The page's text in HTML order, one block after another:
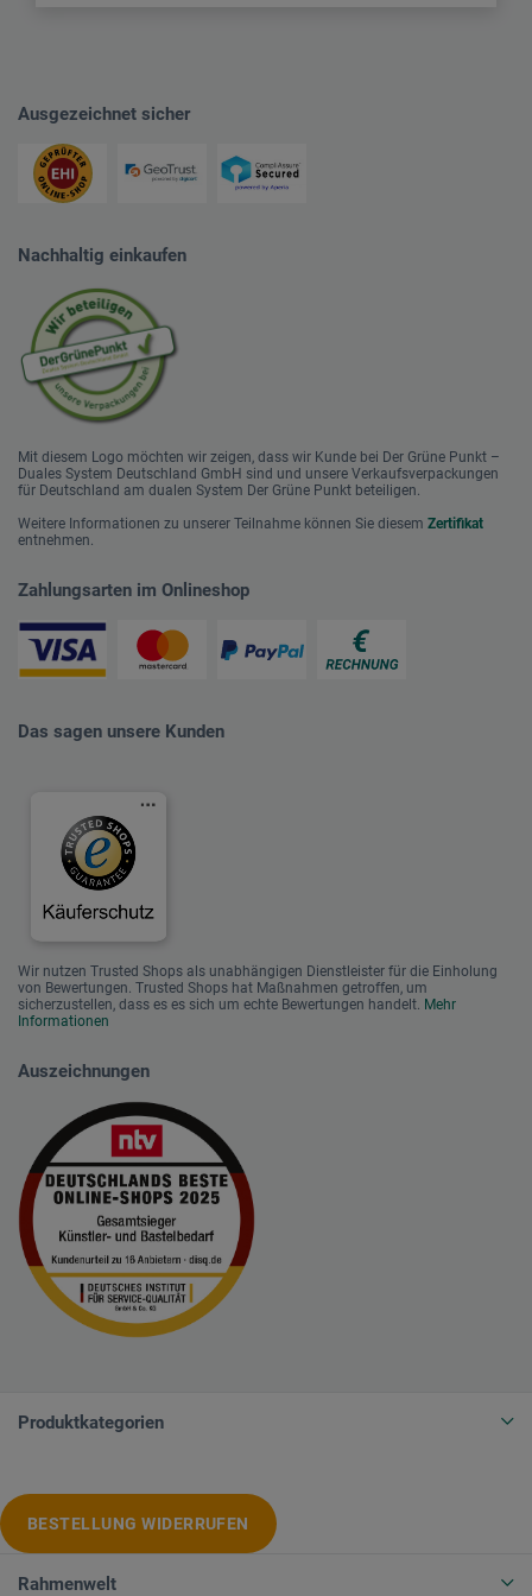
Ausgezeichnet sicher
Nachhaltig einkaufen
Mit diesem Logo möchten wir zeigen, dass wir Kunde bei Der Grüne Punkt –
Duales System Deutschland GmbH sind und unsere Verkaufsverpackungen
für Deutschland am dualen System Der Grüne Punkt beteiligen.
Weitere Informationen zu unserer Teilnahme können Sie diesem Zertifikat
entnehmen.
Zahlungsarten im Onlineshop
Das sagen unsere Kunden
Wir nutzen Trusted Shops als unabhängigen Dienstleister für die Einholung
von Bewertungen. Trusted Shops hat Maßnahmen getroffen, um
sicherzustellen, dass es es sich um echte Bewertungen handelt. Mehr
Informationen
Auszeichnungen
Produktkategorien
BESTELLUNG WIDERRUFEN
Rahmenwelt